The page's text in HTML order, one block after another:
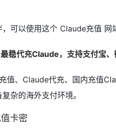
可以使用这个 Claude充值 网
最稳代充Claude，支持支付宝
值、Claude代充、国内充值
杂的海外支付环境。
卡密